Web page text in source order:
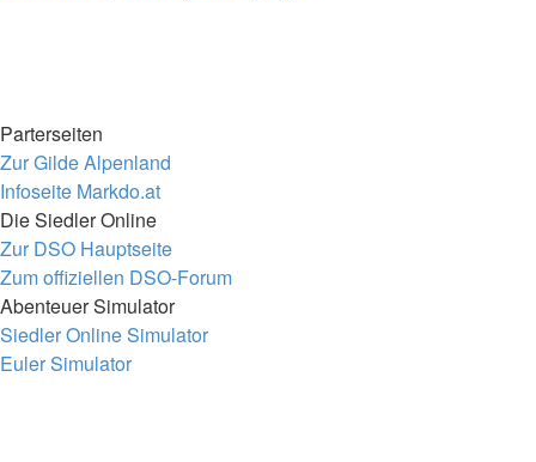
Parterseiten
Zur Gilde Alpenland
Infoseite Markdo.at
Die Siedler Online
Zur DSO Hauptseite
Zum offiziellen DSO-Forum
Abenteuer Simulator
Siedler Online Simulator
Euler Simulator